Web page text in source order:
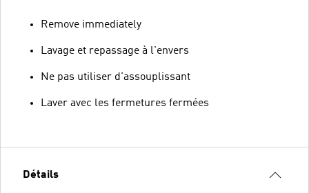
Remove immediately
Lavage et repassage à l'envers
Ne pas utiliser d'assouplissant
Laver avec les fermetures fermées
Détails